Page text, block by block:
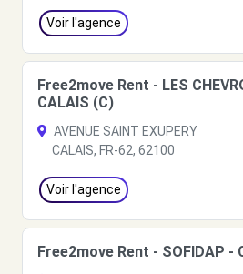
Voir l'agence
Free2move Rent - LES
CALAIS (C)
AVENUE SAINT EXUPERY
CALAIS, FR-62, 62100
Voir l'agence
Free2move Rent - SOFIDAP -